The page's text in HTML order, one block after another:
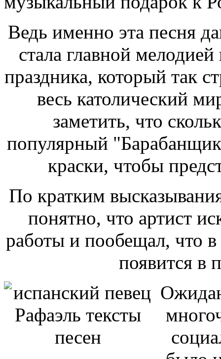
Ведь именно эта песня
стала главной
праздника, который так
весь католический
заметить, что
популярный
краски, чтобы
По кратким
понятно, что артист
работы и пообещал, что
появится в